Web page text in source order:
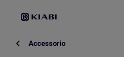
Accessorio